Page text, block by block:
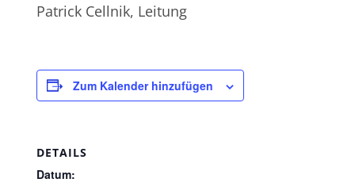
Patrick Cellnik, Leitung
Zum Kalender hinzufügen
DETAILS
Datum: